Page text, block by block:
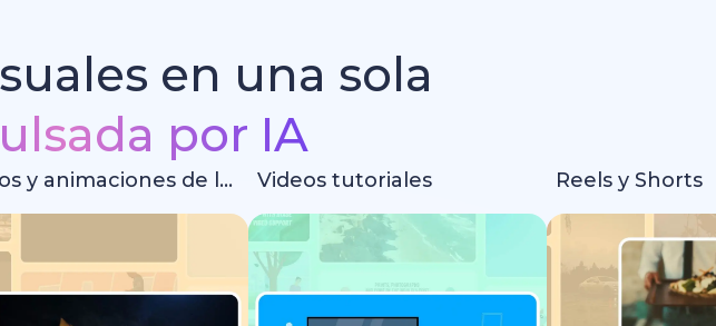
en una sola
por IA
Intros y animaciones de logotipos Videos tutoriales Reels y Shorts